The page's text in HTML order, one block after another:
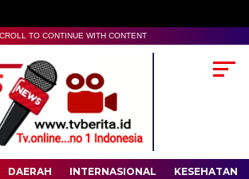
TO CONTINUE WITH CONTENT
DAERAH INTERNASIONAL KESEHATAN